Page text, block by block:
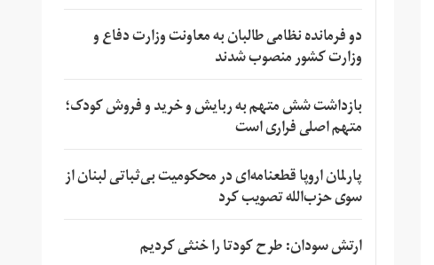
دو فرمانده نظامی طالبان به معاونت وزارت دفاع و
وزارت کشور منصوب شدند
بازداشت شش متهم به ربایش و خرید و فروش کودک؛
متهم اصلی فراری است
پارلمان اروپا قطعنامه‌ای در محکومیت بی‌ثباتی لبنان از
سوی حزب‌الله تصویب کرد
ارتش سودان: طرح کودتا را خنثی کردیم